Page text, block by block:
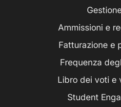
Ammissioni e
Fatturazione e
Frequenza
Libro dei voti e
Student